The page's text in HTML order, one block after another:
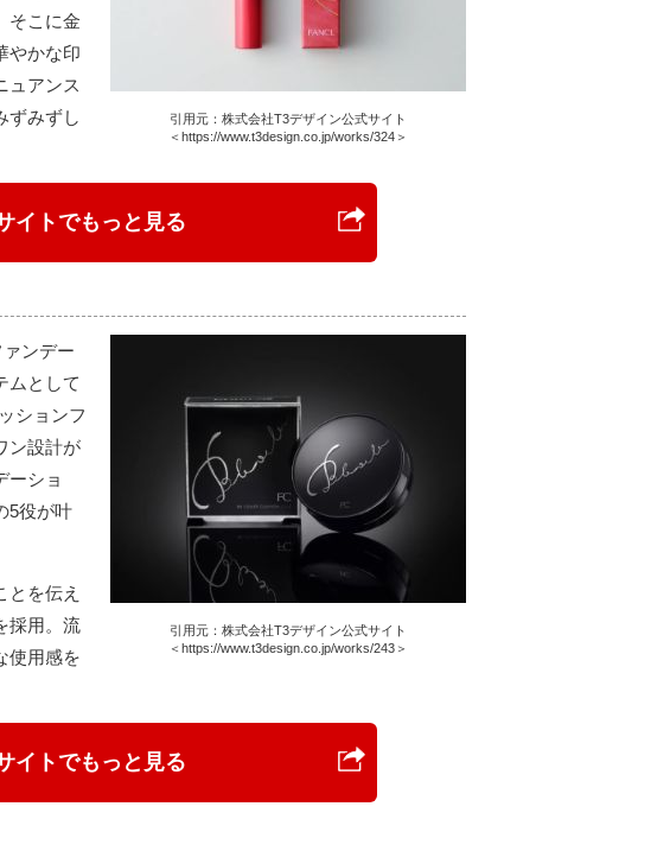
引用元：株式会社T3デザイン公式サイト
＜https://www.t3design.co.jp/works/324＞
そこに金
やかな印
ュアンス
ずみずし
イトでもっと見る
引用元：株式会社T3デザイン公式サイト
＜https://www.t3design.co.jp/works/243＞
ンデー
ムとして
ションフ
ン設計が
ーショ
5役が叶
を伝え
採用。流
使用感を
イトでもっと見る